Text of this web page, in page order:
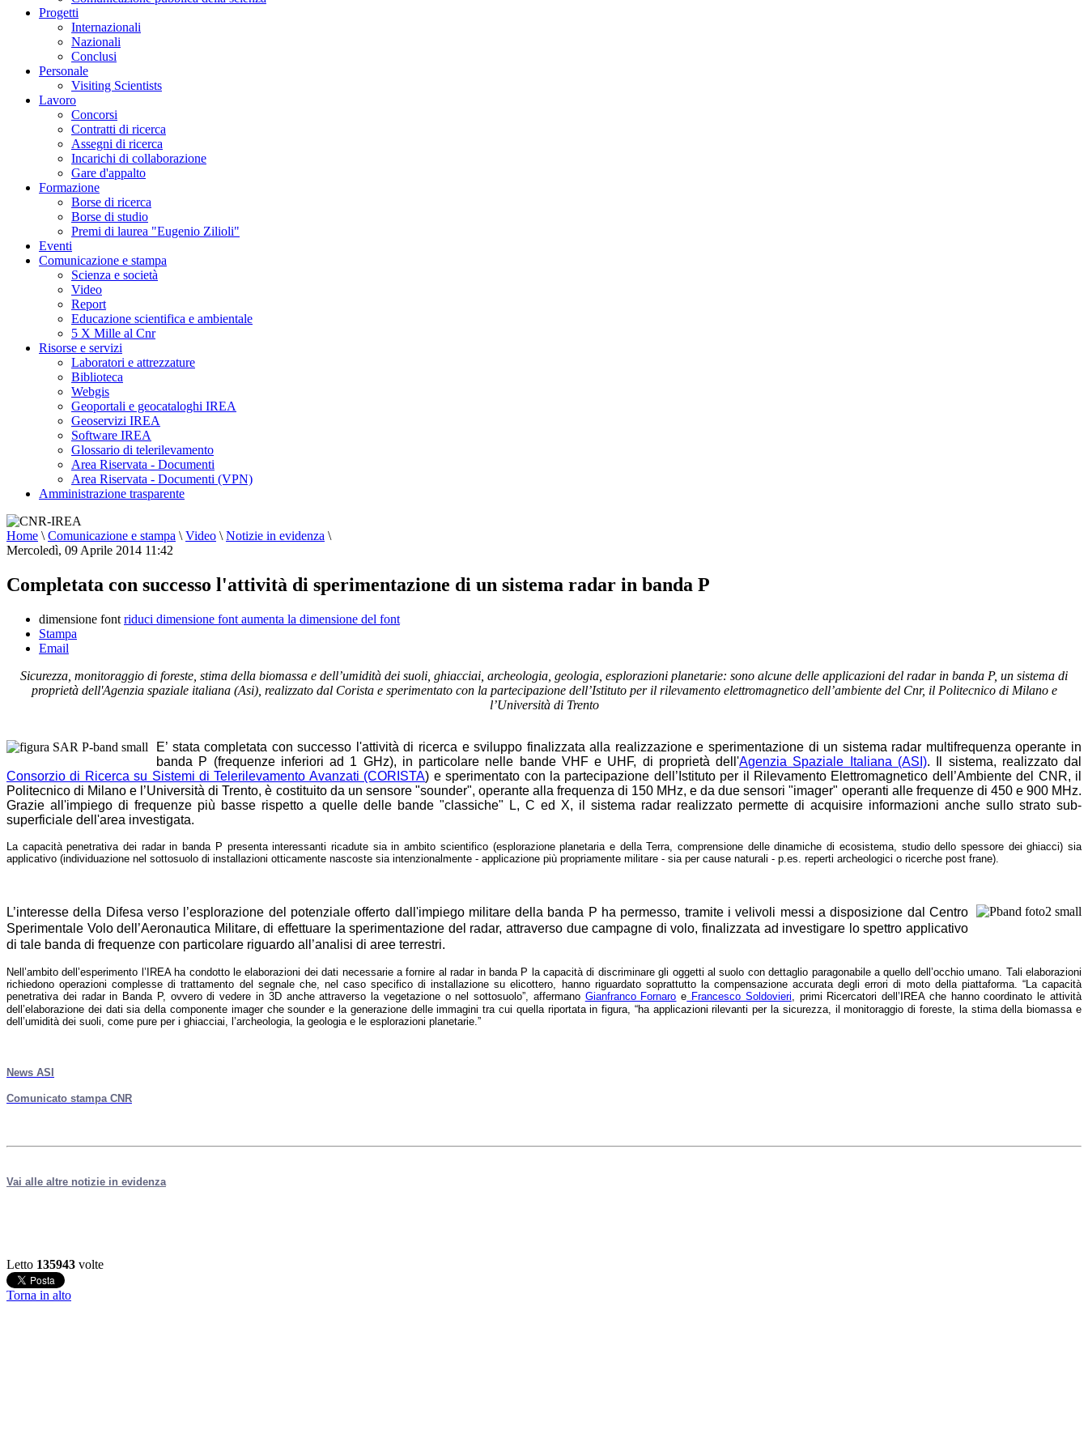
Progetti
Internazionali
Nazionali
Conclusi
Personale
Visiting Scientists
Lavoro
Concorsi
Contratti di ricerca
Assegni di ricerca
Incarichi di collaborazione
Gare d'appalto
Formazione
Borse di ricerca
Borse di studio
Premi di laurea "Eugenio Zilioli"
Eventi
Comunicazione e stampa
Scienza e società
Video
Report
Educazione scientifica e ambientale
5 X Mille al Cnr
Risorse e servizi
Laboratori e attrezzature
Biblioteca
Webgis
Geoportali e geocataloghi IREA
Geoservizi IREA
Software IREA
Glossario di telerilevamento
Area Riservata - Documenti
Area Riservata - Documenti (VPN)
Amministrazione trasparente
Home \ Comunicazione e stampa \ Video \ Notizie in evidenza \
Mercoledì, 09 Aprile 2014 11:42
Completata con successo l'attività di sperimentazione di un sistema radar in banda P
dimensione font riduci dimensione font aumenta la dimensione del font
Stampa
Email
Sicurezza, monitoraggio di foreste, stima della biomassa e dell’umidità dei suoli, ghiacciai, archeologia, geologia, esplorazioni planetarie: sono alcune delle applicazioni del radar in banda P, un sistema di
proprietà dell'Agenzia spaziale italiana (Asi), realizzato dal Corista e sperimentato con la partecipazione dell’Istituto per il rilevamento elettromagnetico dell’ambiente del Cnr, il Politecnico di Milano e
l’Università di Trento
E’ stata completata con successo l'attività di ricerca e sviluppo finalizzata alla realizzazione e sperimentazione di un sistema radar multifrequenza operante in
banda P (frequenze inferiori ad 1 GHz), in particolare nelle bande VHF e UHF, di proprietà dell'Agenzia Spaziale Italiana (ASI). Il sistema, realizzato dal
Consorzio di Ricerca su Sistemi di Telerilevamento Avanzati (CORISTA) e sperimentato con la partecipazione dell’Istituto per il Rilevamento Elettromagnetico dell’Ambiente del CNR, il
Politecnico di Milano e l’Università di Trento, è costituito da un sensore "sounder", operante alla frequenza di 150 MHz, e da due sensori "imager" operanti alle frequenze di 450 e 900 MHz.
Grazie all'impiego di frequenze più basse rispetto a quelle delle bande "classiche" L, C ed X, il sistema radar realizzato permette di acquisire informazioni anche sullo strato sub-
superficiale dell'area investigata.
La capacità penetrativa dei radar in banda P presenta interessanti ricadute sia in ambito scientifico (esplorazione planetaria e della Terra, comprensione delle dinamiche di ecosistema, studio dello spessore dei ghiacci) sia
applicativo (individuazione nel sottosuolo di installazioni otticamente nascoste sia intenzionalmente - applicazione più propriamente militare - sia per cause naturali - p.es. reperti archeologici o ricerche post frane).
L’interesse della Difesa verso l’esplorazione del potenziale offerto dall'impiego militare della banda P ha permesso, tramite i velivoli messi a disposizione dal Centro
Sperimentale Volo dell’Aeronautica Militare, di effettuare la sperimentazione del radar, attraverso due campagne di volo, finalizzata ad investigare lo spettro applicativo
di tale banda di frequenze con particolare riguardo all’analisi di aree terrestri.
Nell’ambito dell’esperimento l’IREA ha condotto le elaborazioni dei dati necessarie a fornire al radar in banda P la capacità di discriminare gli oggetti al suolo con dettaglio paragonabile a quello dell’occhio umano. Tali elaborazioni
richiedono operazioni complesse di trattamento del segnale che, nel caso specifico di installazione su elicottero, hanno riguardato soprattutto la compensazione accurata degli errori di moto della piattaforma. “La capacità
penetrativa dei radar in Banda P, ovvero di vedere in 3D anche attraverso la vegetazione o nel sottosuolo”, affermano Gianfranco Fornaro e Francesco Soldovieri , primi Ricercatori dell’IREA che hanno coordinato le attività
dell’elaborazione dei dati sia della componente imager che sounder e la generazione delle immagini tra cui quella riportata in figura, “ha applicazioni rilevanti per la sicurezza, il monitoraggio di foreste, la stima della biomassa e
dell’umidità dei suoli, come pure per i ghiacciai, l’archeologia, la geologia e le esplorazioni planetarie.”
News ASI
Comunicato stampa CNR
Vai alle altre notizie in evidenza
Letto 135943 volte
Torna in alto